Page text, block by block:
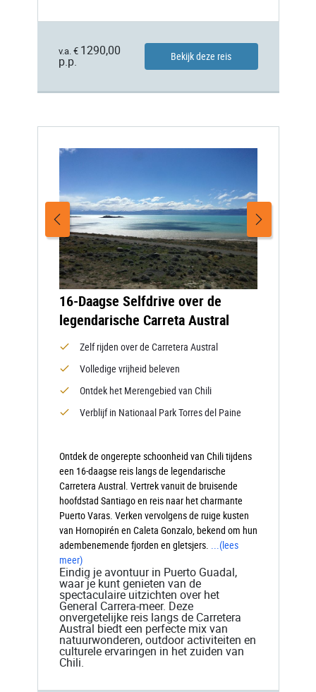
v.a. € 1290,00
p.p.
Bekijk deze reis
16-Daagse Selfdrive over de
legendarische Carreta Austral
Zelf rijden over de Carretera Austral
Volledige vrijheid beleven
Ontdek het Merengebied van Chili
Verblijf in Nationaal Park Torres del Paine
Ontdek de ongerepte schoonheid van Chili tijdens
een 16-daagse reis langs de legendarische
Carretera Austral. Vertrek vanuit de bruisende
hoofdstad Santiago en reis naar het charmante
Puerto Varas. Verken vervolgens de ruige kusten
van Hornopirén en Caleta Gonzalo, bekend om hun
adembenemende fjorden en gletsjers. ...(lees
meer)
Eindig je avontuur in Puerto Guadal,
waar je kunt genieten van de
spectaculaire uitzichten over het
General Carrera-meer. Deze
onvergetelijke reis langs de Carretera
Austral biedt een perfecte mix van
natuurwonderen, outdoor activiteiten en
culturele ervaringen in het zuiden van
Chili.